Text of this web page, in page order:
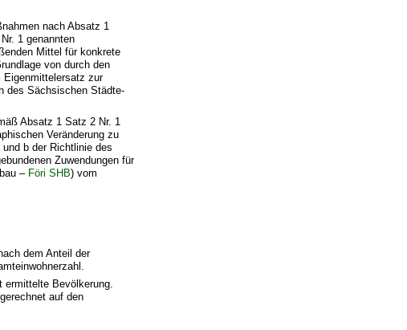
nach Absatz 1
1 genannten
Mittel für konkrete
von durch den
Eigenmittelersatz zur
des Sächsischen Städte-
Absatz 1 Satz 2 Nr. 1
Veränderung zu
b der Richtlinie des
Zuwendungen für
– Föri SHB) vom
dem Anteil der
ermittelte Bevölkerung.
auf den